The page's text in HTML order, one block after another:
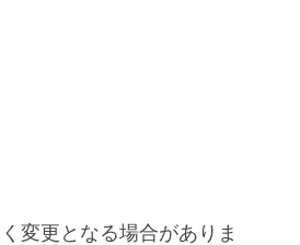
変更となる場合がありま